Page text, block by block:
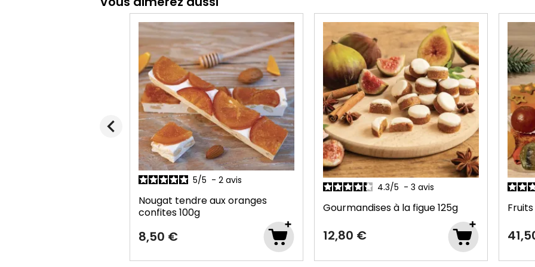
4.3
Gourmandises à la figue 125g
12,80 €
4.2/5 - 10avis
Fruits confits et glacés500g
41,50 €
15,20
chevron_left